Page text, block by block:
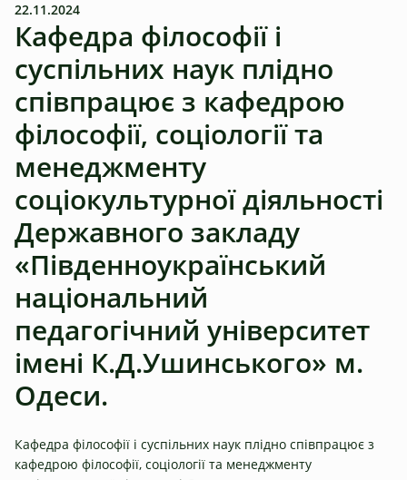
22.11.2024
Кафедра філософії і
суспільних наук плідно
співпрацює з кафедрою
філософії, соціології та
менеджменту
соціокультурної діяльності
Державного закладу
«Південноукраїнський
національний
педагогічний університет
імені К.Д.Ушинського» м.
Одеси.
Кафедра філософії і суспільних наук плідно співпрацює з
кафедрою філософії, соціології та менеджменту